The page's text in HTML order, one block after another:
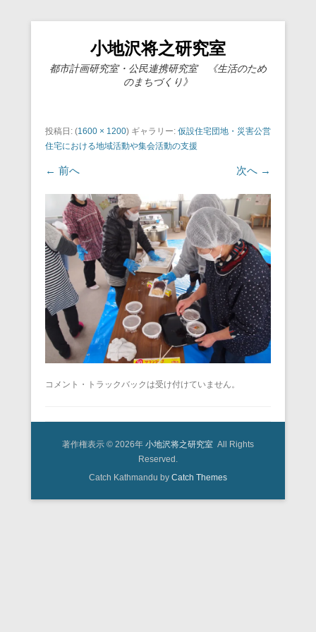
小地沢将之研究室
都市計画研究室・公民連携研究室 《生活のため
のまちづくり》
投稿日: (1600 × 1200) ギャラリー: 仮設住宅団地・災害公営
住宅における地域活動や集会活動の支援
← 前へ 次へ →
コメント・トラックバックは受け付けていません。
著作権表示 © 2026年 小地沢将之研究室 All Rights
Reserved.
Catch Kathmandu by Catch Themes